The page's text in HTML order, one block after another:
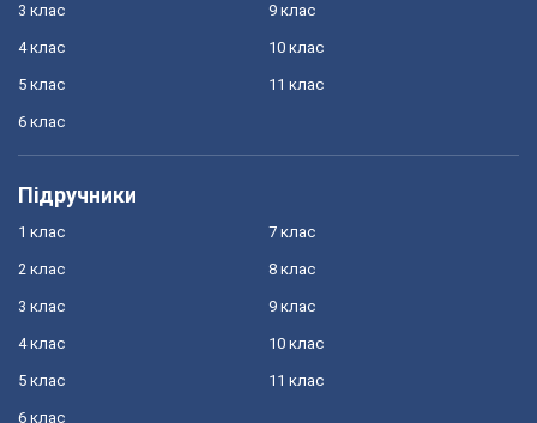
3 клас
4 клас
5 клас
6 клас
9 клас
10 клас
11 клас
Підручники
1 клас
2 клас
3 клас
4 клас
5 клас
6 клас
7 клас
8 клас
9 клас
10 клас
11 клас